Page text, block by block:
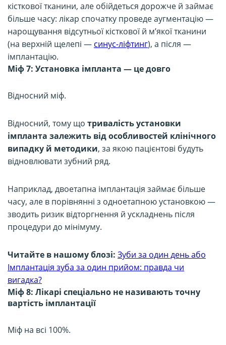
кісткової тканини, але обійдеться дорожче й займає
більше часу: лікар спочатку проведе аугментацію —
нарощування відсутньої кісткової й м’якої тканини
(на верхній щелепі — синус-ліфтинг), а після —
імплантацію.
Міф 7: Установка імпланта — це довго
Відносний міф.
Відносний, тому що тривалість установки
імпланта залежить від особливостей клінічного
випадку й методики, за якою пацієнтові будуть
відновлювати зубний ряд.
Наприклад, двоетапна імплантація займає більше
часу, але в порівнянні з одноетапною установкою —
зводить ризик відторгнення й ускладнень після
процедури до мінімуму.
Читайте в нашому блозі: Зуби за один день або
Імплантація зуба за один прийом: правда чи
вигадка?
Міф 8: Лікарі спеціально не називають точну
вартість імплантації
Міф на всі 100%.